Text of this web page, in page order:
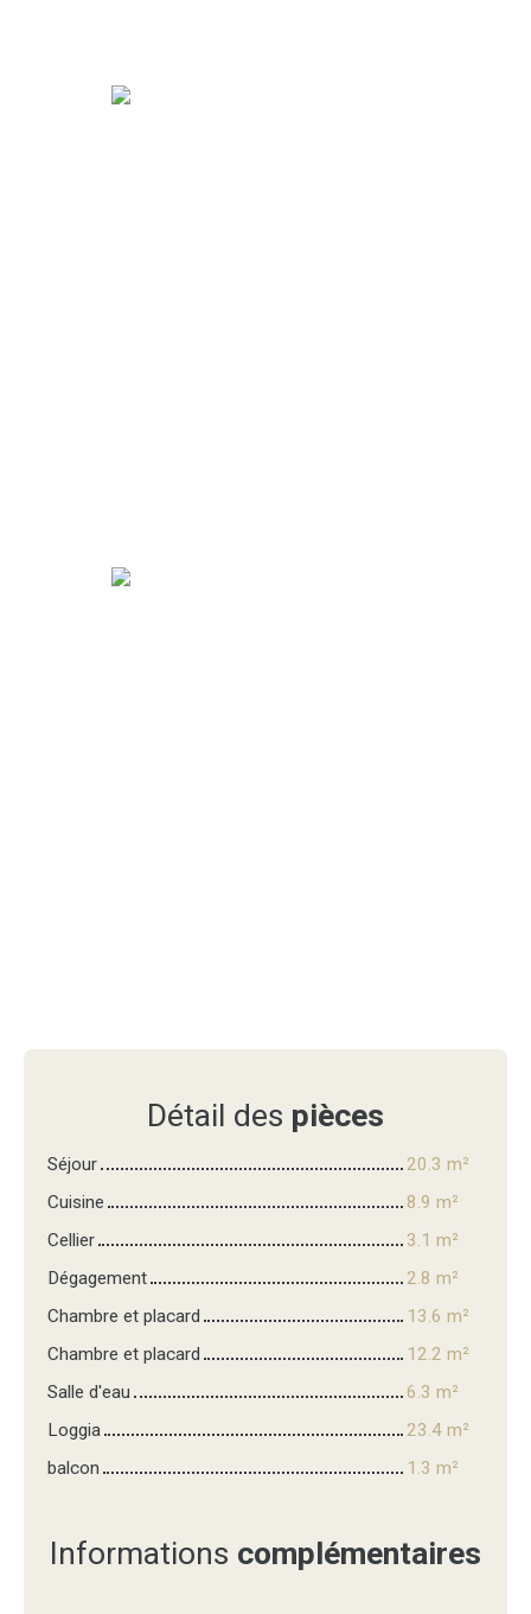
Détail des pièces
Séjour
20.3 m²
Cuisine
8.9 m²
Cellier
3.1 m²
Dégagement
2.8 m²
Chambre et placard
13.6 m²
Chambre et placard
12.2 m²
Salle d'eau
6.3 m²
Loggia
23.4 m²
balcon
1.3 m²
Informations complémentaires